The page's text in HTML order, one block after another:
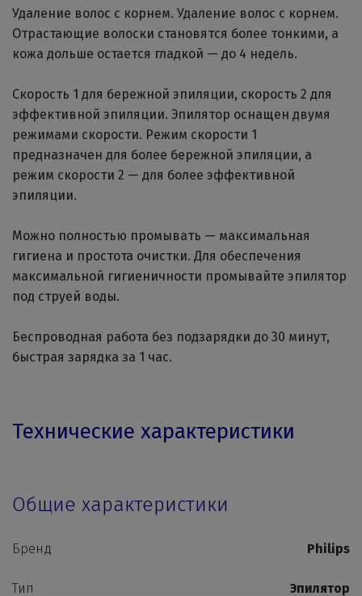
Удаление волос с корнем. Удаление волос с корнем.
Отрастающие волоски становятся более тонкими, а
кожа дольше остается гладкой — до 4 недель.
Скорость 1 для бережной эпиляции, скорость 2 для
эффективной эпиляции. Эпилятор оснащен двумя
режимами скорости. Режим скорости 1
предназначен для более бережной эпиляции, а
режим скорости 2 — для более эффективной
эпиляции.
Можно полностью промывать — максимальная
гигиена и простота очистки. Для обеспечения
максимальной гигиеничности промывайте эпилятор
под струей воды.
Беспроводная работа без подзарядки до 30 минут,
быстрая зарядка за 1 час.
Технические характеристики
Общие характеристики
Бренд Philips
Тип Эпилятор